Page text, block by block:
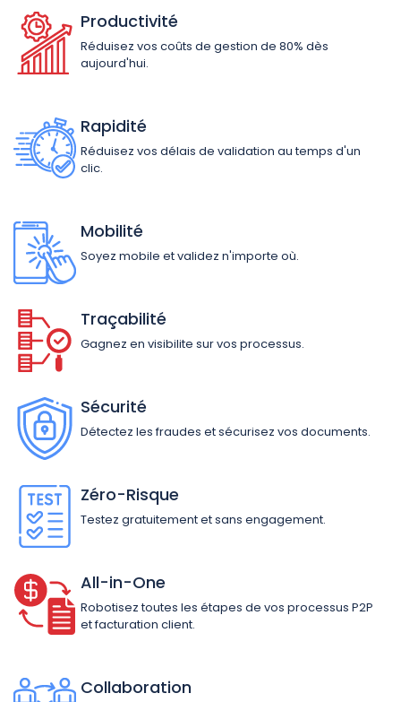
Productivité
Réduisez vos coûts de gestion de 80% dès
aujourd'hui.
Rapidité
Réduisez vos délais de validation au temps d'un
clic.
Mobilité
Soyez mobile et validez n'importe où.
Traçabilité
Gagnez en visibilite sur vos processus.
Sécurité
Détectez les fraudes et sécurisez vos documents.
Zéro-Risque
Testez gratuitement et sans engagement.
All-in-One
Robotisez toutes les étapes de vos processus P2P
et facturation client.
Collaboration